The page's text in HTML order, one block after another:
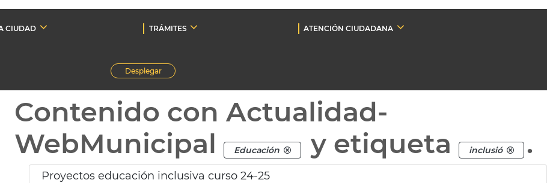
CIUDAD TRÁMITES
ATENCIÓN CIUDADANA
Desplegar
Contenido con Actualidad-
WebMunicipal
Educación y etiqueta inclusió .
Proyectos educación inclusiva curso 24-25